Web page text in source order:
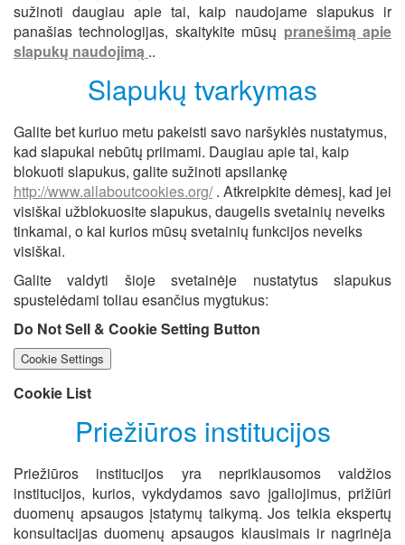
sužinoti daugiau apie tai, kaip naudojame slapukus ir
panašias technologijas, skaitykite mūsų pranešimą apie
slapukų naudojimą ..
Slapukų tvarkymas
Galite bet kuriuo metu pakeisti savo naršyklės nustatymus,
kad slapukai nebūtų priimami. Daugiau apie tai, kaip
blokuoti slapukus, galite sužinoti apsilankę
http://www.allaboutcookies.org/ . Atkreipkite dėmesį, kad jei
visiškai užblokuosite slapukus, daugelis svetainių neveiks
tinkamai, o kai kurios mūsų svetainių funkcijos neveiks
visiškai.
Galite valdyti šioje svetainėje nustatytus slapukus
spustelėdami toliau esančius mygtukus:
Do Not Sell & Cookie Setting Button
Cookie Settings
Cookie List
Priežiūros institucijos
Priežiūros institucijos yra nepriklausomos valdžios
institucijos, kurios, vykdydamos savo įgaliojimus, prižiūri
duomenų apsaugos įstatymų taikymą. Jos teikia ekspertų
konsultacijas duomenų apsaugos klausimais ir nagrinėja